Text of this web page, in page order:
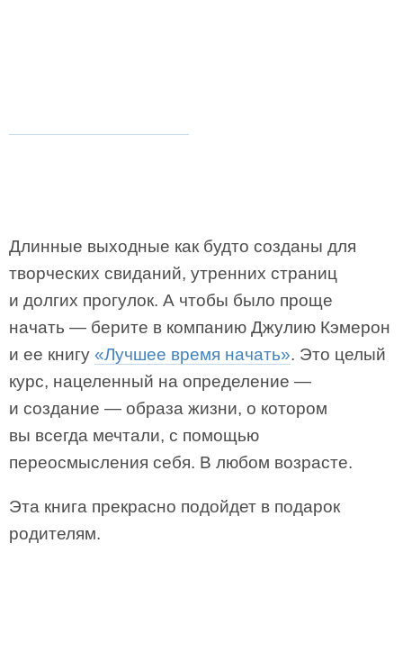
Длинные выходные как будто созданы для
творческих свиданий, утренних страниц
и долгих прогулок. А чтобы было проще
начать — берите в компанию Джулию Кэмерон
и ее книгу «Лучшее время начать». Это целый
курс, нацеленный на определение —
и создание — образа жизни, о котором
вы всегда мечтали, с помощью
переосмысления себя. В любом возрасте.
Эта книга прекрасно подойдет в подарок
родителям.